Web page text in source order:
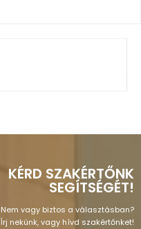
KÉRD SZAKÉRTŐNK
SEGÍTSÉGÉT!
Nem vagy biztos a választásban?
Írj nekünk, vagy hívd szakértőnket!